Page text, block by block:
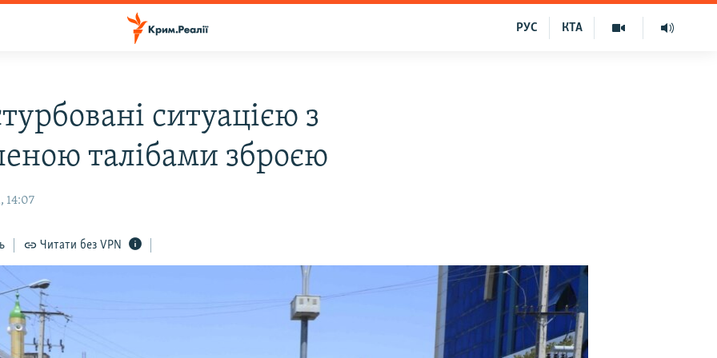
КТА
РУС
ситуацією з
талібами зброєю
14:07
Читати без VPN